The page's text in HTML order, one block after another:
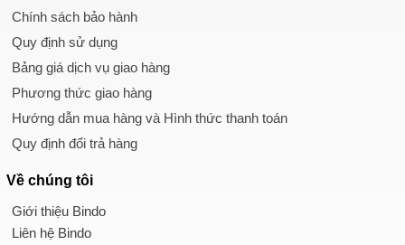
Chính sách bảo hành
Quy định sử dụng
Bảng giá dịch vụ giao hàng
Phương thức giao hàng
Hướng dẫn mua hàng và Hình thức thanh toán
Quy định đổi trả hàng
Về chúng tôi
Giới thiệu Bindo
Liên hệ Bindo